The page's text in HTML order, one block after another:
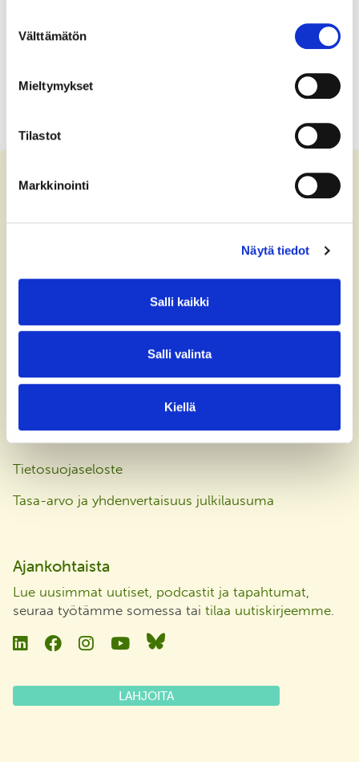
valinta
Välttämätön
Mieltymykset
Tilastot
Markkinointi
Näytä tiedot
Salli kaikki
Salli valinta
Kiellä
donations@bsag.fi
FI-02150 Espoo
Tietosuojaseloste
Tasa-arvo ja yhdenvertaisuus julkilausuma
Ajankohtaista
Lue uusimmat uutiset, podcastit ja tapahtumat
seuraa työtämme somessa tai tilaa uutiskirjeemme
LinkedinFacebookInstagramYouTubeBluesky
LAHJOITA